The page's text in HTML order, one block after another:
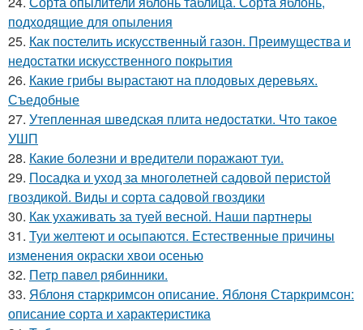
подходящие для опыления
25. Как постелить искусственный газон. Преимущества и
недостатки искусственного покрытия
26. Какие грибы вырастают на плодовых деревьях.
Съедобные
27. Утепленная шведская плита недостатки. Что такое
УШП
28. Какие болезни и вредители поражают туи.
29. Посадка и уход за многолетней садовой перистой
гвоздикой. Виды и сорта садовой гвоздики
30. Как ухаживать за туей весной. Наши партнеры
31. Туи желтеют и осыпаются. Естественные причины
изменения окраски хвои осенью
32. Петр павел рябинники.
33. Яблоня старкримсон описание. Яблоня Старкримсон:
описание сорта и характеристика